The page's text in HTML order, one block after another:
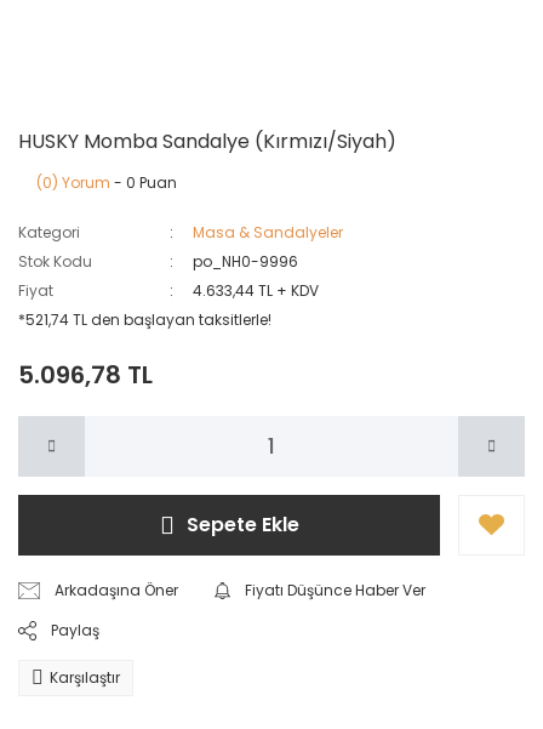
HUSKY Momba Sandalye (Kırmızı/Siyah)
(0) Yorum - 0 Puan
Kategori
Masa & Sandalyeler
Stok Kodu
po_NH0-9996
Fiyat
4.633,44 TL + KDV
*521,74 TL den başlayan taksitlerle!
5.096,78 TL
Sepete Ekle
Arkadaşına Öner
Fiyatı Düşünce Haber Ver
Paylaş
Karşılaştır